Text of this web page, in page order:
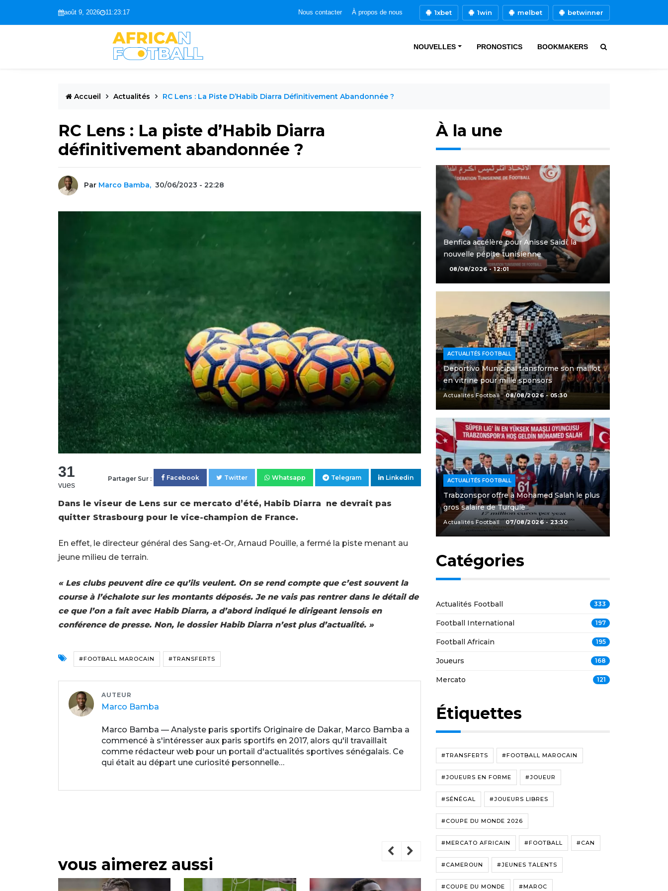
août 9, 2026 11:23:18 Nous contacter À propos de nous 1xbet 1win melbet betwinner
NOUVELLES PRONOSTICS BOOKMAKERS
Accueil Actualités RC Lens : La Piste D’Habib Diarra Définitivement Abandonnée ?
RC Lens : La piste d’Habib Diarra
définitivement abandonnée ?
Par Marco Bamba, 30/06/2023 - 22:28
31
vues
Partager Sur : Facebook Twitter Whatsapp Telegram Linkedin
Dans le viseur de Lens sur ce mercato d’été, Habib Diarra ne devrait pas
quitter Strasbourg pour le vice-champion de France.
En effet, le directeur général des Sang-et-Or, Arnaud Pouille, a fermé la piste menant au
jeune milieu de terrain.
« Les clubs peuvent dire ce qu’ils veulent. On se rend compte que c’est souvent la
course à l’échalote sur les montants déposés. Je ne vais pas rentrer dans le détail de
ce que l’on a fait avec Habib Diarra, a d’abord indiqué le dirigeant lensois en
conférence de presse. Non, le dossier Habib Diarra n’est plus d’actualité. »
#FOOTBALL MAROCAIN #TRANSFERTS
AUTEUR
Marco Bamba
Marco Bamba — Analyste paris sportifs Originaire de Dakar, Marco Bamba a
commencé à s'intéresser aux paris sportifs en 2017, alors qu'il travaillait
comme rédacteur web pour un portail d'actualités sportives sénégalais. Ce
qui était au départ une curiosité personnelle…
vous aimerez aussi
À la une
Benfica accélère pour Anisse Saidi, la
nouvelle pépite tunisienne
08/08/2026 - 12:01
ACTUALITÉS FOOTBALL
Deportivo Municipal transforme son maillot
en vitrine pour mille sponsors
Actualités Football 08/08/2026 - 05:30
ACTUALITÉS FOOTBALL
Trabzonspor offre à Mohamed Salah le plus
gros salaire de Turquie
Actualités Football 07/08/2026 - 23:30
Catégories
Actualités Football 333
Football International 197
Football Africain 195
Joueurs 168
Mercato 121
Étiquettes
#TRANSFERTS #FOOTBALL MAROCAIN
#JOUEURS EN FORME #JOUEUR
#SÉNÉGAL #JOUEURS LIBRES
#COUPE DU MONDE 2026
#MERCATO AFRICAIN #FOOTBALL #CAN
#CAMEROUN #JEUNES TALENTS
#COUPE DU MONDE #MAROC